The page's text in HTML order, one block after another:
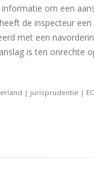
om een
de inspecteur
met een
is ten onrechte
| jurisprudentie |